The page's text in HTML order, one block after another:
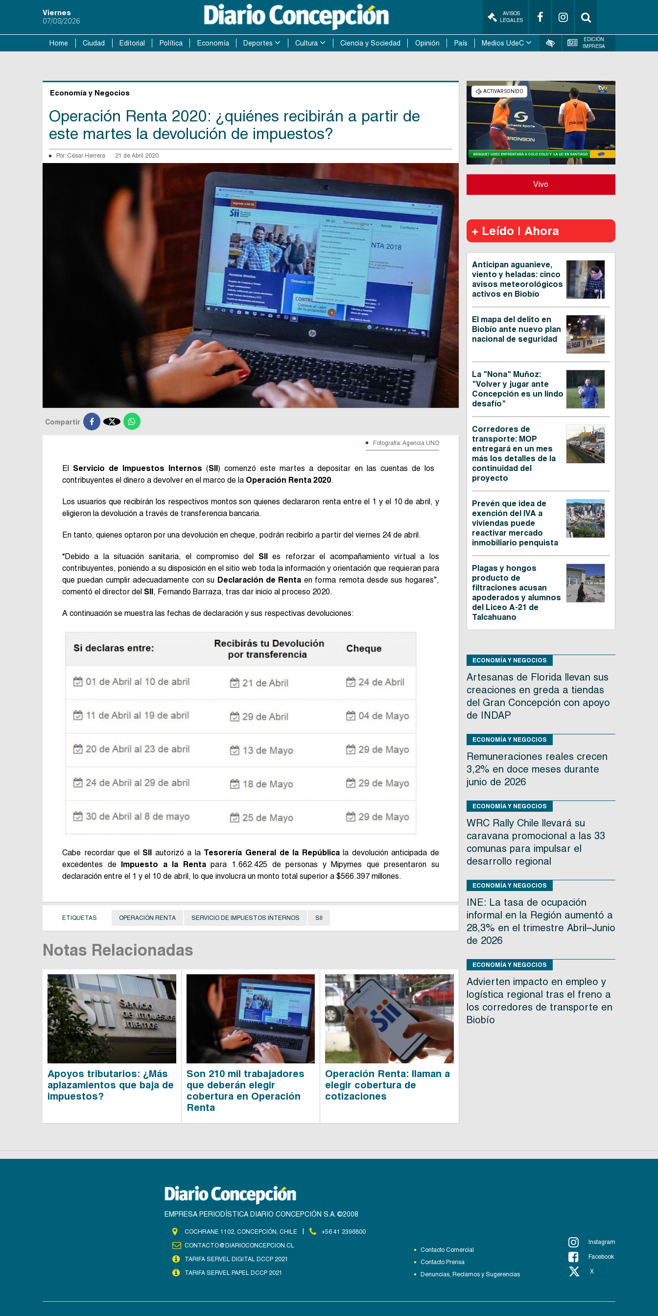
Viernes
07/08/2026
AVISOS
LEGALES
Home Ciudad Editorial Política Economía Deportes Cultura Ciencia y Sociedad Opinión País Medios UdeC
EDICIÓN
IMPRESA
Economía y Negocios
Operación Renta 2020: ¿quiénes recibirán a partir de
este martes la devolución de impuestos?
Por: César Herrera 21 de Abril 2020
Compartir 
Fotografía: Agencia UNO
El Servicio de Impuestos Internos (SII) comenzó este martes a depositar en las cuentas de los
contribuyentes el dinero a devolver en el marco de la Operación Renta 2020.
Los usuarios que recibirán los respectivos montos son quienes declararon renta entre el 1 y el 10 de abril, y
eligieron la devolución a través de transferencia bancaria.
En tanto, quienes optaron por una devolución en cheque, podrán recibirlo a partir del viernes 24 de abril.
“Debido a la situación sanitaria, el compromiso del SIIes reforzar el acompañamiento virtual a los
contribuyentes, poniendo a su disposición en el sitio web toda la información y orientación que requieran para
que puedan cumplir adecuadamente con su Declaración de Renta en forma remota desde sus hogares”,
comentó el director del SII, Fernando Barraza, tras dar inicio al proceso 2020.
A continuación se muestra las fechas de declaración y sus respectivas devoluciones:
Cabe recordar que elSII autorizó a la Tesorería General de la Repúblicala devolución anticipada de
excedentes de Impuesto a la Rentapara 1.662.425 de personas y Mipymes que presentaron su
declaración entre el 1 y el 10 de abril, lo que involucra un monto total superior a $566.397 millones.
ETIQUETAS OPERACIÓN RENTA SERVICIO DE IMPUESTOS INTERNOS SII
Notas Relacionadas
Apoyos tributarios: ¿Más
aplazamientos que baja de
impuestos?
Son 210 mil trabajadores
que deberán elegir
cobertura en Operación
Renta
Operación Renta: llaman a
elegir cobertura de
cotizaciones
Vivo
+ Leído | Ahora
Anticipan aguanieve,
viento y heladas: cinco
avisos meteorológicos
activos en Biobío
El mapa del delito en
Biobío ante nuevo plan
nacional de seguridad
La "Nona" Muñoz:
"Volver y jugar ante
Concepción es un lindo
desafío"
Corredores de
transporte: MOP
entregará en un mes
más los detalles de la
continuidad del
proyecto
Prevén que idea de
exención del IVA a
viviendas puede
reactivar mercado
inmobiliario penquista
Plagas y hongos
producto de
filtraciones acusan
apoderados y alumnos
del Liceo A-21 de
Talcahuano
ECONOMÍA Y NEGOCIOS
Artesanas de Florida llevan sus
creaciones en greda a tiendas
del Gran Concepción con apoyo
de INDAP
ECONOMÍA Y NEGOCIOS
Remuneraciones reales crecen
3,2% en doce meses durante
junio de 2026
ECONOMÍA Y NEGOCIOS
WRC Rally Chile llevará su
caravana promocional a las 33
comunas para impulsar el
desarrollo regional
ECONOMÍA Y NEGOCIOS
INE: La tasa de ocupación
informal en la Región aumentó a
28,3% en el trimestre Abril–Junio
de 2026
ECONOMÍA Y NEGOCIOS
Advierten impacto en empleo y
logística regional tras el freno a
los corredores de transporte en
Biobío
EMPRESA PERIODÍSTICA DIARIO CONCEPCIÓN S.A. ©2008
COCHRANE 1102, CONCEPCIÓN, CHILE
+56 41 2396800
CONTACTO@DIARIOCONCEPCION.CL
TARIFA SERVEL DIGITAL DCCP 2021
TARIFA SERVEL PAPEL DCCP 2021
Contacto Comercial
Contacto Prensa
Denuncias, Reclamos y Sugerencias
Instagram
Facebook
X